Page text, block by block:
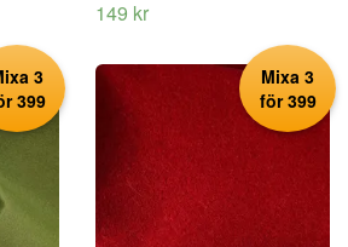
149 kr
3
399
Mixa 3
för 399